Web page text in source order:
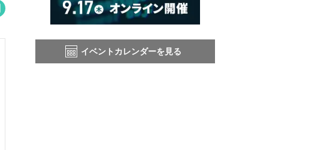
イベントカレンダーを見る